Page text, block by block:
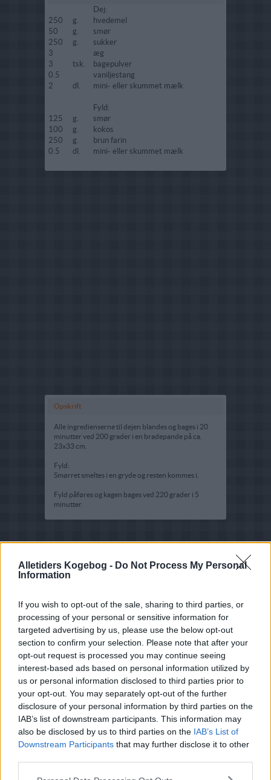
Alletiders Kogebog - Do Not Process My Personal
Information
If you wish to opt-out of the sale, sharing to third parties, or
processing of your personal or sensitive information for
targeted advertising by us, please use the below opt-out
section to confirm your selection. Please note that after your
opt-out request is processed you may continue seeing
interest-based ads based on personal information utilized by
us or personal information disclosed to third parties prior to
your opt-out. You may separately opt-out of the further
disclosure of your personal information by third parties on the
IAB’s list of downstream participants. This information may
also be disclosed by us to third parties on the IAB’s List of
Downstream Participants that may further disclose it to other
Dej:
250
g.
hvedemel
50
g.
smør
250
g.
sukker
3
æg
3
tsk.
bagepulver
0.5
vaniljestang
2
dl. mini- eller skummet mælk
Fyld:
125
g.
smør
100
g.
kokos
250
g.
brun farin
0.5
dl. mini- eller skummet mælk
Opskrift
Alle ingredienserne til dejen blandes og bages i 20
minutter ved 200 grader i en bradepande på ca.
23x33 cm.
Fyld:
Smørret smeltes i en gryde og resten kommes i.
Fyld påføres og kagen bages ved 220 grader i 5
minutter.